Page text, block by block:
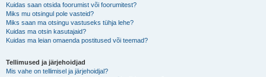
Kuidas saan otsida foorumist või foorumitest?
Miks mu otsingul pole vasteid?
Miks saan ma otsingu vastuseks tühja lehe?
Kuidas ma otsin kasutajaid?
Kuidas ma leian omaenda postitused või teemad?
Tellimused ja järjehoidjad
Mis vahe on tellimisel ja järjehoidjal?